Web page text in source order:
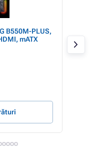
B550M-PLUS,
mATX